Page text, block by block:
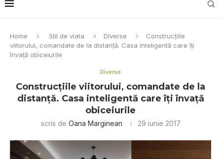
Home Stil de viata Diverse
Construcțiile
viitorului, comandate de la distanță. Casa inteligentă care îți
învață obiceiurile
Diverse
Construcțiile viitorului, comandate de la
distanță. Casa inteligentă care îți învață
obiceiurile
scris de Oana Marginean 29 iunie 2017